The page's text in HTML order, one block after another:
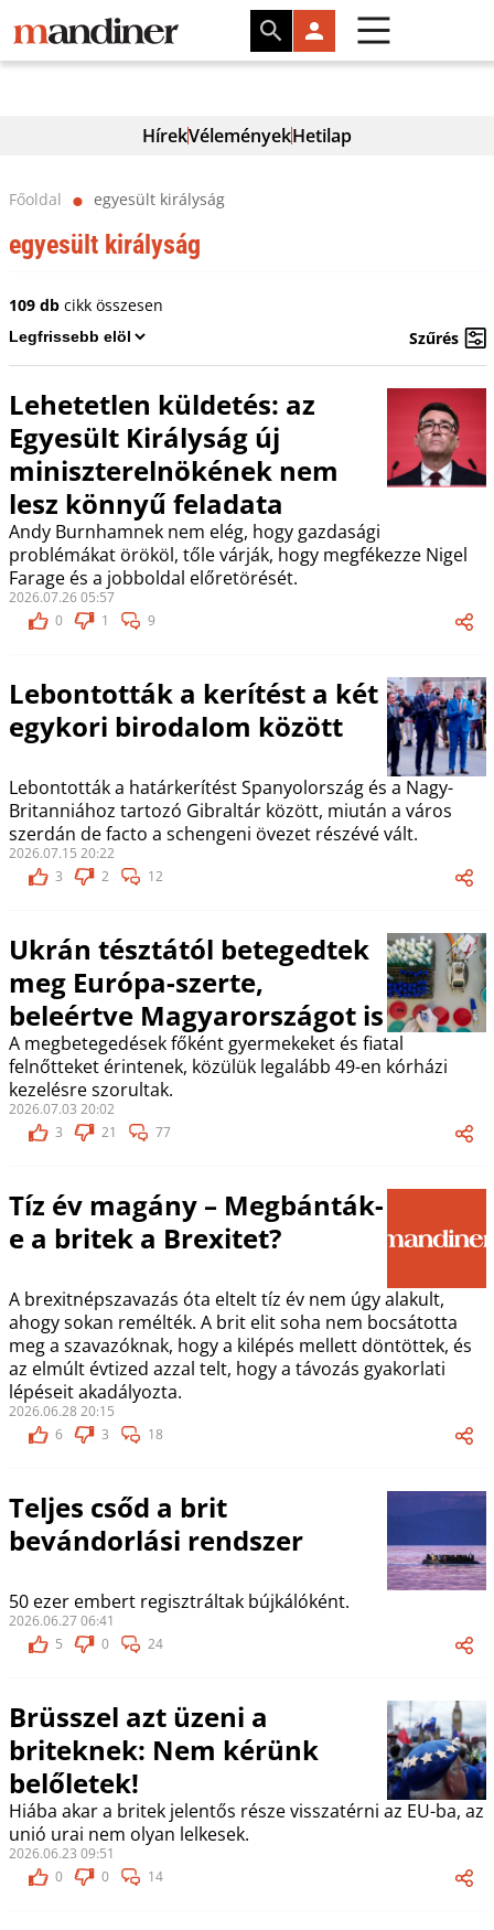
HírekVéleményekHetilap
Főoldal ⬤ egyesült királyság
egyesült királyság
109 dbcikk összesen
Szűrés
Lehetetlen küldetés: az
Egyesült Királyság új
miniszterelnökének nem
lesz könnyű feladata
Andy Burnhamnek nem elég, hogy gazdasági
problémákat örököl, tőle várják, hogy megfékezze Nigel
Farage és a jobboldal előretörését.
2026.07.26 05:57
0
1 9
Lebontották a kerítést a két
egykori birodalom között
Lebontották a határkerítést Spanyolország és a Nagy-
Britanniához tartozó Gibraltár között, miután a város
szerdán de facto a schengeni övezet részévé vált.
2026.07.15 20:22
3
2 12
Ukrán tésztától betegedtek
meg Európa-szerte,
beleértve Magyarországot is
A megbetegedések főként gyermekeket és fiatal
felnőtteket érintenek, közülük legalább 49-en kórházi
kezelésre szorultak.
2026.07.03 20:02
3
21 77
Tíz év magány – Megbánták-
e a britek a Brexitet?
A brexitnépszavazás óta eltelt tíz év nem úgy alakult,
ahogy sokan remélték. A brit elit soha nem bocsátotta
meg a szavazóknak, hogy a kilépés mellett döntöttek, és
az elmúlt évtized azzal telt, hogy a távozás gyakorlati
lépéseit akadályozta.
2026.06.28 20:15
6
3 18
Teljes csőd a brit
bevándorlási rendszer
50 ezer embert regisztráltak bújkálóként.
2026.06.27 06:41
5
0 24
Brüsszel azt üzeni a
briteknek: Nem kérünk
belőletek!
Hiába akar a britek jelentős része visszatérni az EU-ba, az
unió urai nem olyan lelkesek.
2026.06.23 09:51
0
0 14